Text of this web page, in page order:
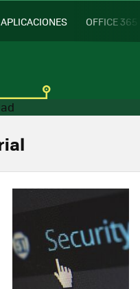
APLICACIONES OFFICE 365